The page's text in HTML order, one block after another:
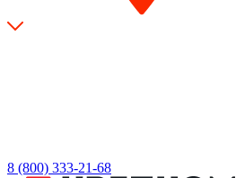
8 (800) 333-21-68